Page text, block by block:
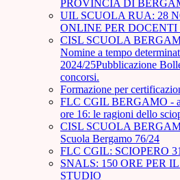
PROVINCIA DI
UIL SCUOLA RUA: 28
ONLINE PER
CISL SCUOLA
Nomine a tempo
2024/25Pubblicazione
concorsi.
Formazione per
FLC CGIL BERGAMO -
ore 16: le ragioni dello
CISL SCUOLA
Scuola Bergamo 76/24
FLC CGIL: SCIOPERO
SNALS: 150 ORE PER
STUDIO